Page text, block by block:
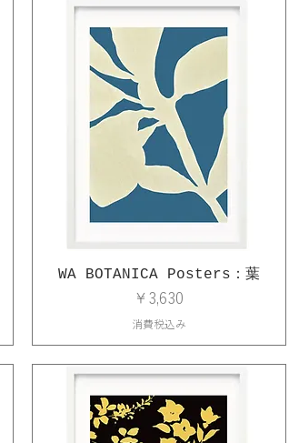
WA BOTANICA Posters：葉
価格
￥3,630
消費税込み